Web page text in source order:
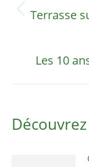
article
Terrasse
Les 10